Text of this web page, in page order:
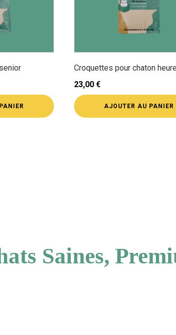
Croquettes pour chaton
23,00 €
AJOUTER AU PANIER
Saines,